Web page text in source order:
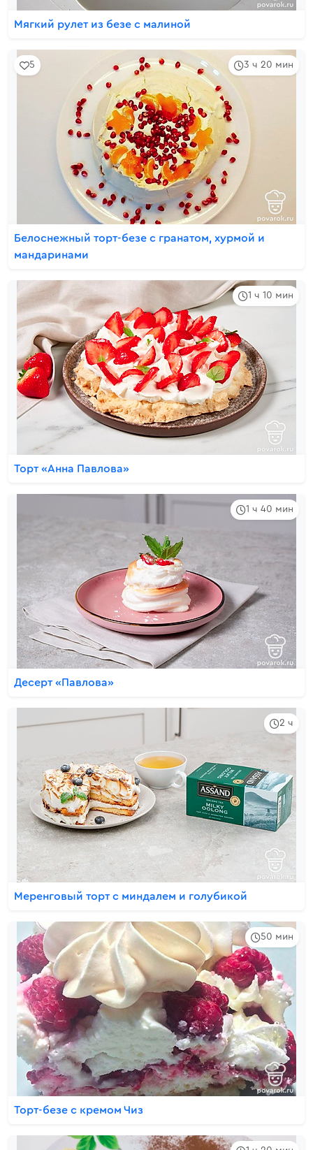
Мягкий рулет из безе с малиной
3 ч 20 мин
5
Белоснежный торт-безе с гранатом, хурмой и
мандаринами
1 ч 10 мин
Торт «Анна Павлова»
1 ч 40 мин
Десерт «Павлова»
2 ч
Меренговый торт с миндалем и голубикой
50 мин
Торт-безе с кремом Чиз